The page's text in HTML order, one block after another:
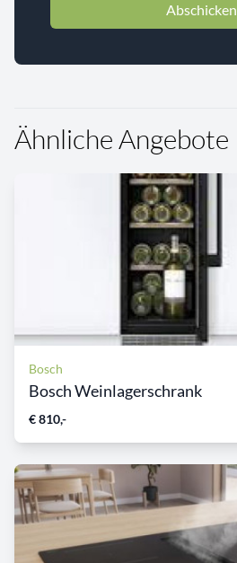
Abschicken
Ähnliche Angebote
Bosch
Bosch Weinlagerschrank
€ 810,-